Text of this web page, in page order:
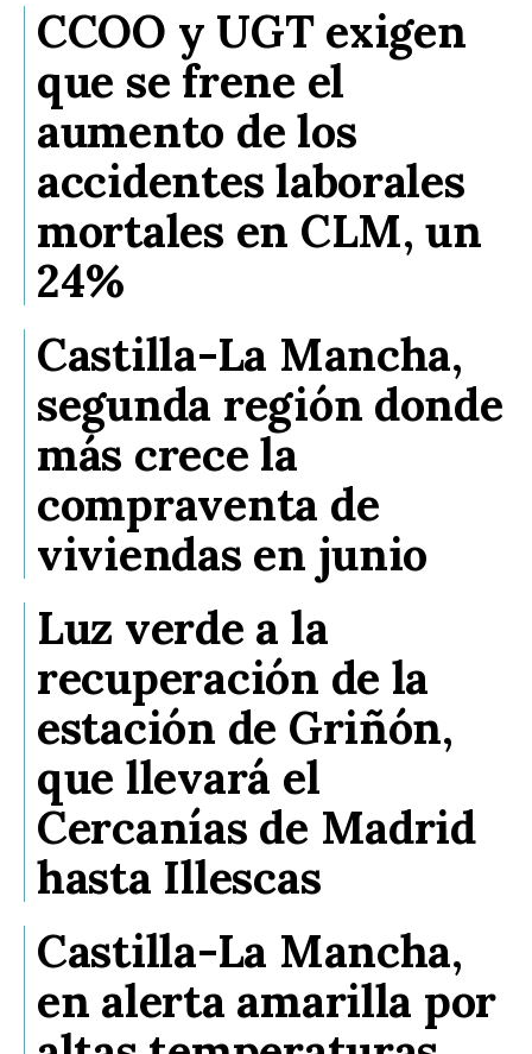
CCOO y UGT exigen
que se frene el
aumento de los
accidentes laborales
mortales en CLM, un
24%
Castilla-La Mancha,
segunda región donde
más crece la
compraventa de
viviendas en junio
Luz verde a la
recuperación de la
estación de Griñón,
que llevará el
Cercanías de Madrid
hasta Illescas
Castilla-La Mancha,
en alerta amarilla por